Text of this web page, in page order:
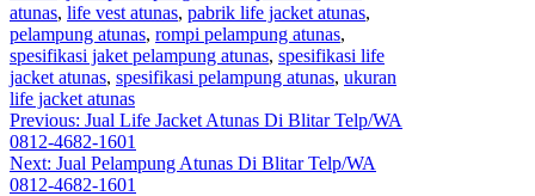
atunas, life vest atunas, pabrik life jacket atunas,
pelampung atunas, rompi pelampung atunas,
spesifikasi jaket pelampung atunas, spesifikasi life
jacket atunas, spesifikasi pelampung atunas, ukuran
life jacket atunas
Post
navigation
Previous: Jual Life Jacket Atunas Di Blitar Telp/WA
0812-4682-1601
Next: Jual Pelampung Atunas Di Blitar Telp/WA
0812-4682-1601